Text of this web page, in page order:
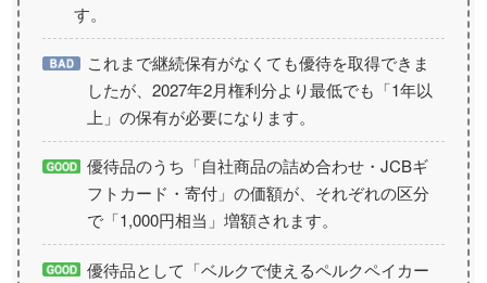
す。
これまで継続保有がなくても優待を取得できま
したが、2027年2月権利分より最低でも「1年以
上」の保有が必要になります。
優待品のうち「自社商品の詰め合わせ・JCBギ
フトカード・寄付」の価額が、それぞれの区分
で「1,000円相当」増額されます。
優待品として「ベルクで使えるペルクペイカー